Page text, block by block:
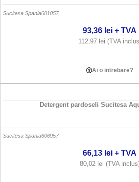
Sucitesa Spania601057
93,36 lei + TVA
112,97 lei (TVA
Ai o intrebare?
Detergent pardoseli Sucitesa
Sucitesa Spania606957
66,13 lei + TVA
80,02 lei (TVA